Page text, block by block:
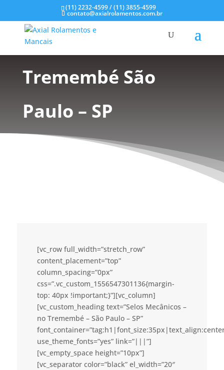
(11) 2232-4599 / (11) 3855-4599
contato@axialrolamentos.com.br
Selos Mecânicos no
Tremembé São
Paulo – SP
[vc_row full_width=”stretch_row”
content_placement=”top”
column_spacing=”0px”
css=”.vc_custom_1556547301136{margin-
top: 40px !important;}”][vc_column]
[vc_custom_heading text=”Selos Mecânicos –
no Tremembé – São Paulo – SP”
use_theme_fonts=”yes” link=”|||”]
[vc_empty_space height=”10px”]
[vc_separator color=”black” el_width=”20″